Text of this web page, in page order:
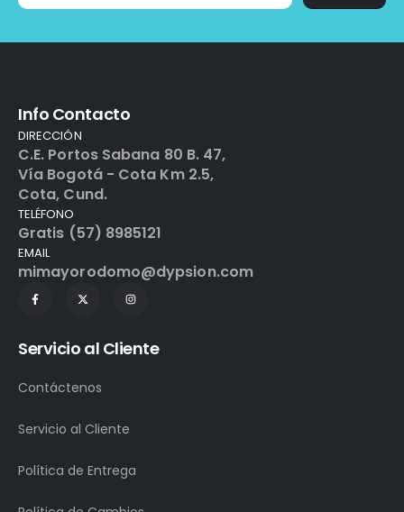
Info Contacto
DIRECCIÓN
C.E. Portos Sabana 80 B. 47,
Vía Bogotá - Cota Km 2.5,
Cota, Cund.
TELÉFONO
Gratis (57) 8985121
EMAIL
mimayorodomo@dypsion.com
Servicio al Cliente
Contáctenos
Servicio al Cliente
Política de Entrega